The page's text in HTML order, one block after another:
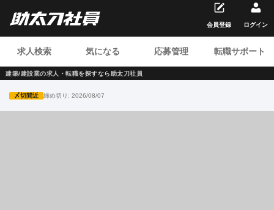
建築/建設業の求人・転職を探すなら助太刀社員
求人検索 気になる 応募管理 転職サポート
会員登録 ログイン
〆切間近 締め切り: 2026/08/07